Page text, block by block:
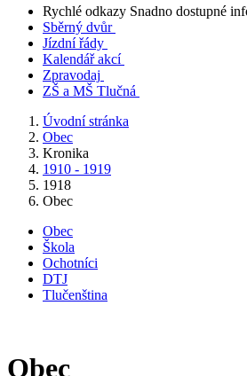
Rychlé odkazy Snadno dostupné
Sběrný dvůr
Jízdní řády
Kalendář akcí
Zpravodaj
ZŠ a MŠ Tlučná
Úvodní stránka
Obec
Kronika
1910 - 1919
1918
Obec
Obec
Škola
Ochotníci
DTJ
Tlučenština
Obec